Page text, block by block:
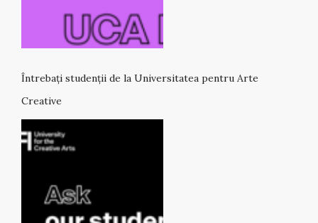
Întrebați studenții de la Universitatea pentru Arte
Creative